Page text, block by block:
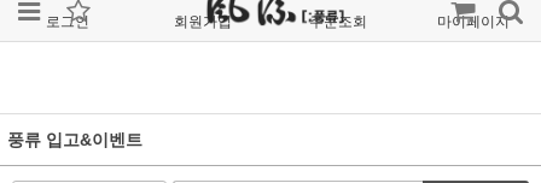
로그인 회원가입 주문조회 마이페이지
풍류 입고&이벤트